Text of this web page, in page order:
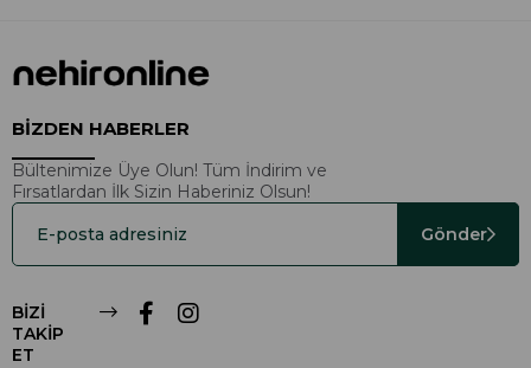
BİZDEN HABERLER
Bültenimize Üye Olun! Tüm İndirim ve
Fırsatlardan İlk Sizin Haberiniz Olsun!
Gönder
BİZİ
TAKİP
ET